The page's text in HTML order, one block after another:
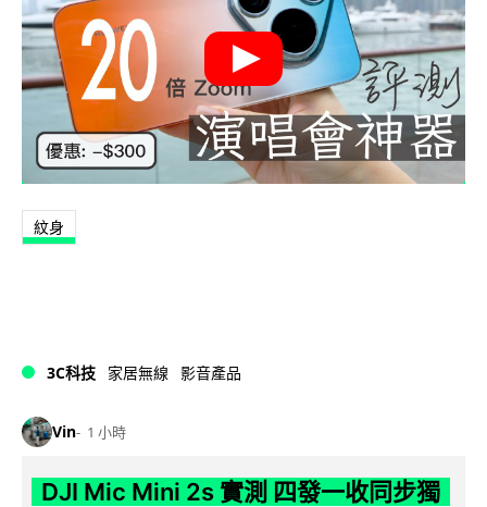
紋身
3C科技 家居無線 影音產品
Vin 1 小時
DJI Mic Mini 2s 實測 四發一收同步獨